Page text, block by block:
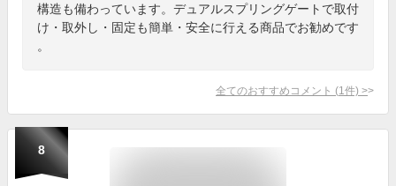
構造も備わっています。デュアルスプリングゲートで取付
け・取外し・固定も簡単・安全に行える商品でお勧めです
。
全てのおすすめコメント (1 件) >
8